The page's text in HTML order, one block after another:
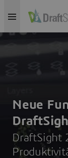
Neue
DraftSight